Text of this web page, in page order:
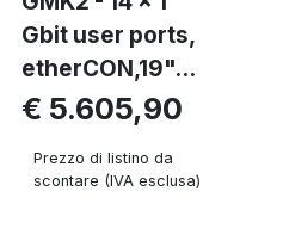
Gbit user ports,
etherCON,19"...
€ 5.605,90
Prezzo di listino da
scontare (IVA esclusa)